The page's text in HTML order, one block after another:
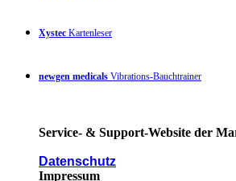
Xystec Kartenleser
newgen medicals Vibrations-Bauchtrainer
Service- & Support-Website der
Datenschutz
Impressum